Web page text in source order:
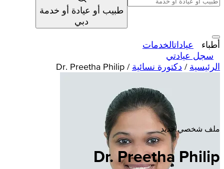
طبيب أو عيادة أو خدمة
دبي
أطباء عياداتالخدمات
سجل عيادتي
الرئيسية / دكتورة نسائية /
Dr. Preetha Philip
ملف شخصي جديد
Dr. Preetha Philip